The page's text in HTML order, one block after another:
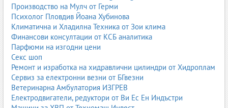
Porsche– Порше Интер Ауто;
Lexus– Тойота Балканс;
Mitsubishi– Балкан Стар;
Subaru – Аутомотив Груп;
Fiat– Ауто Италия;
Alfa Romeo
Jeep – Ауто Италия;
Hyundai Trucks– Индустриал Комерс;
MAN– MAN Truck & Bus България;
DAF– Bultraco Trucks;
Scania – Scania Bulgaria.
Производство на Мулч от Герми
Психолог Пловдив Йоана Хубинова
Климатична и Хладилна Техника от Зои клима
Финансови консултации от КСБ аналитика
Парфюми на изгодни цени
Секс шоп
Ремонт и изработка на хидравлични цилиндри от Хидроплам
Сервиз за електронни везни от БГвезни
Ветеринарна Амбулатория ИЗГРЕВ
Електродвигатели, редуктори от Ви Ес Ен Индъстри